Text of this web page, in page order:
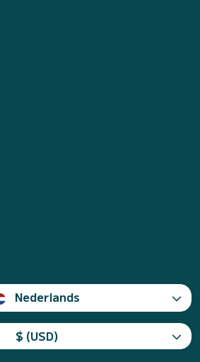
Nederlands
$ (USD)